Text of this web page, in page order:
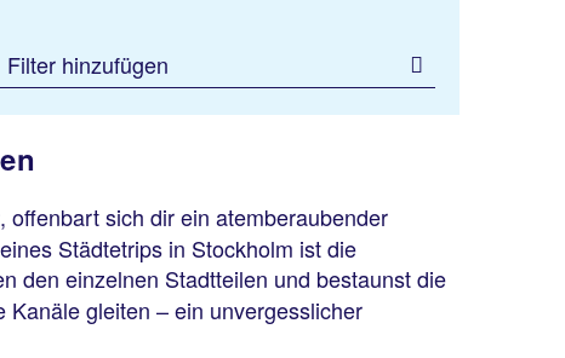
Filter hinzufügen
, offenbart sich dir ein atemberaubender
Städtetrips in Stockholm ist die
den einzelnen Stadtteilen und bestaunst die
Kanäle gleiten – ein unvergesslicher